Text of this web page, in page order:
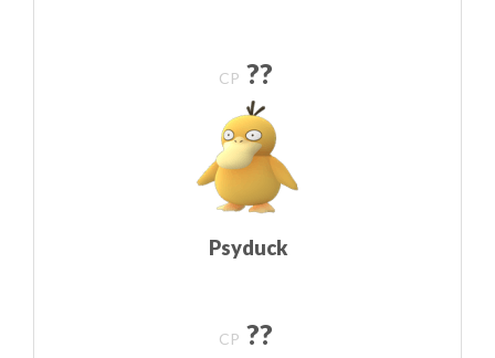
CP ??
Psyduck
CP ??